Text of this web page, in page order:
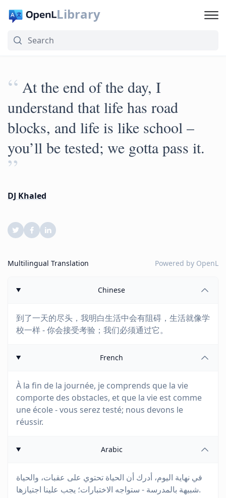
Library
“ At the end of the day, I
understand that life has road
blocks, and life is like school –
you’ll be tested; we gotta pass it.
”
DJ Khaled
Multilingual Translation Powered by OpenL
Chinese
到了一天的尽头，我明白生活中会有阻碍，生活就像学
校一样 - 你会接受考验；我们必须通过它。
French
À la fin de la journée, je comprends que la vie
comporte des obstacles, et que la vie est comme
une école - vous serez testé; nous devons le
réussir.
Arabic
في نهاية اليوم، أدرك أن الحياة تحتوي على عقبات، والحياة
شبيهة بالمدرسة - ستواجه الاختبارات؛ يجب علينا اجتيازها.